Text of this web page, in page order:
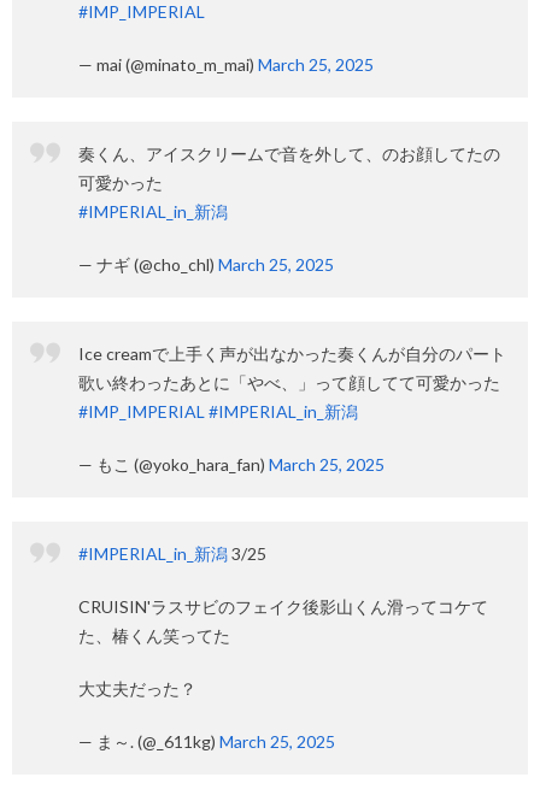
#IMP_IMPERIAL
— mai (@minato_m_mai) March 25, 2025
奏くん、アイスクリームで音を外して、のお顔してたの
可愛かった
#IMPERIAL_in_新潟
— ナギ (@cho_chl) March 25, 2025
Ice creamで上手く声が出なかった奏くんが自分のパート
歌い終わったあとに「やべ、」って顔してて可愛かった
#IMP_IMPERIAL #IMPERIAL_in_新潟
— もこ (@yoko_hara_fan) March 25, 2025
#IMPERIAL_in_新潟3/25
CRUISIN'ラスサビのフェイク後影山くん滑ってコケて
た、椿くん笑ってた
大丈夫だった？
— ま～. (@_611kg) March 25, 2025